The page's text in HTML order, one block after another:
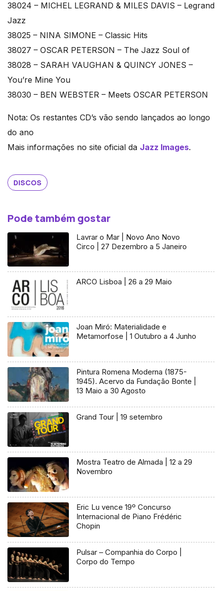
38024 – MICHEL LEGRAND & MILES DAVIS – Legrand
Jazz
38025 – NINA SIMONE – Classic Hits
38027 – OSCAR PETERSON – The Jazz Soul of
38028 – SARAH VAUGHAN & QUINCY JONES –
You’re Mine You
38030 – BEN WEBSTER – Meets OSCAR PETERSON
Nota: Os restantes CD’s vão sendo lançados ao longo
do ano
Mais informações no site oficial da Jazz Images.
DISCOS
Pode também gostar
Lavrar o Mar | Novo Ano Novo
Circo | 27 Dezembro a 5 Janeiro
ARCO Lisboa | 26 a 29 Maio
Joan Miró: Materialidade e
Metamorfose | 1 Outubro a 4 Junho
Pintura Romena Moderna (1875-
1945). Acervo da Fundação Bonte |
13 Maio a 30 Agosto
Grand Tour | 19 setembro
Mostra Teatro de Almada | 12 a 29
Novembro
Eric Lu vence 19º Concurso
Internacional de Piano Frédéric
Chopin
Pulsar – Companhia do Corpo |
Corpo do Tempo